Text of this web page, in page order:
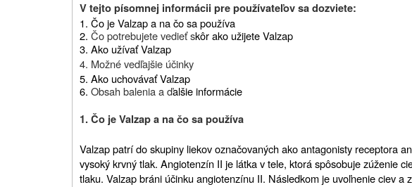
V tejto písomnej informácii pre používateľov sa dozviete:
1. Čo je Valzap a na čo sa používa
2. Čo potrebujete vedieť skôr ako užijete Valzap
3. Ako užívať Valzap
4. Možné vedľajšie účinky
5. Ako uchovávať Valzap
6. Obsah balenia a ďalšie informácie
1. Čo je Valzap a na čo sa používa
Valzap patrí do skupiny liekov označovaných ako antagonisty receptora
vysoký krvný tlak. Angiotenzín II je látka v tele, ktorá spôsobuje zúženie
tlaku. Valzap bráni účinku angiotenzínu II. Následkom je uvoľnenie ciev a